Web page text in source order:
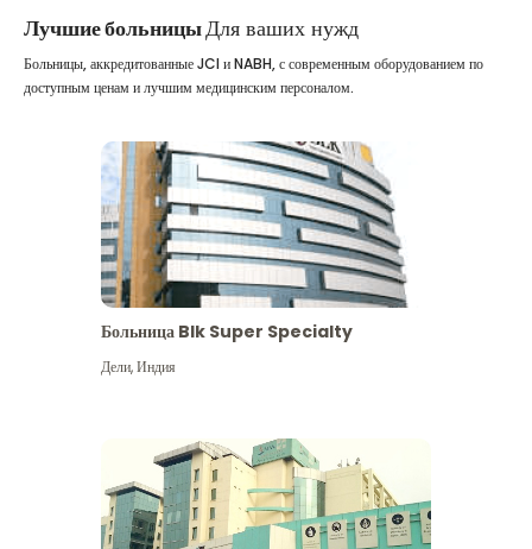
Лучшие больницыДля ваших нужд
Больницы, аккредитованные JCI и NABH, с современным оборудованием по
доступным ценам и лучшим медицинским персоналом.
Больница Blk Super Specialty
Дели,Индия